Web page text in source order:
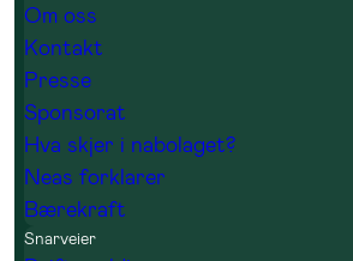
Om oss
Kontakt
Presse
Sponsorat
Hva skjer i nabolaget?
Neas forklarer
Bærekraft
Snarveier